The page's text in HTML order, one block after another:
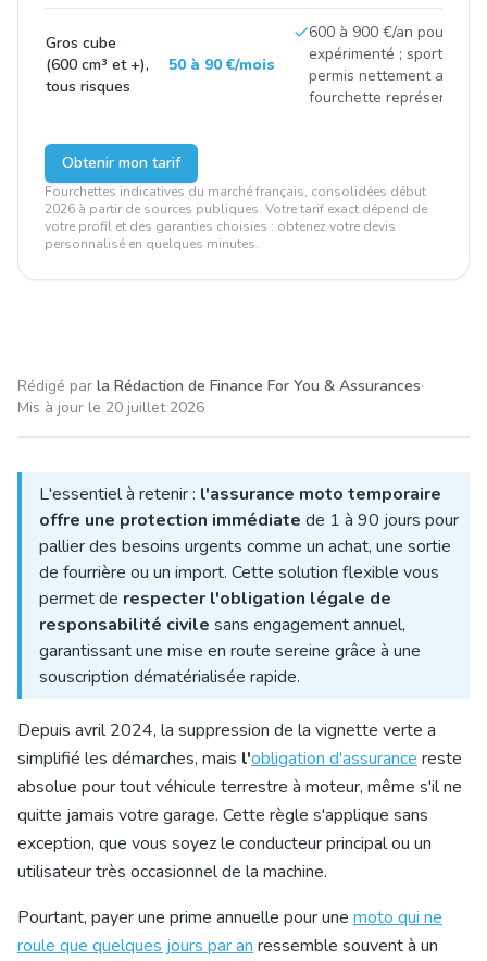
Gros cube
(600 cm³ et +),
tous risques
50 à 90 €/mois
600 à 900 €/an pour un
expérimenté ; sportives
permis nettement au-
fourchette
Obtenir mon tarif
Fourchettes indicatives du marché français, consolidées début
2026 à partir de sources publiques. Votre tarif exact dépend de
votre profil et des garanties choisies : obtenez votre devis
personnalisé en quelques minutes.
Rédigé par la Rédaction de Finance For You & Assurances·
Mis à jour le 20 juillet 2026
L'essentiel à retenir : l'assurance moto temporaire
offre une protection immédiate de 1 à 90 jours pour
pallier des besoins urgents comme un achat, une sortie
de fourrière ou un import. Cette solution flexible vous
permet de respecter l'obligation légale de
responsabilité civile sans engagement annuel,
garantissant une mise en route sereine grâce à une
souscription dématérialisée rapide.
Depuis avril 2024, la suppression de la vignette verte a
simplifié les démarches, mais l'obligation d'assurance reste
absolue pour tout véhicule terrestre à moteur, même s'il ne
quitte jamais votre garage. Cette règle s'applique sans
exception, que vous soyez le conducteur principal ou un
utilisateur très occasionnel de la machine.
Pourtant, payer une prime annuelle pour une moto qui ne
roule que quelques jours par an ressemble souvent à un